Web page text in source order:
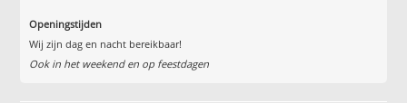
Openingstijden
Wij zijn dag en nacht bereikbaar!
Ook in het weekend en op feestdagen